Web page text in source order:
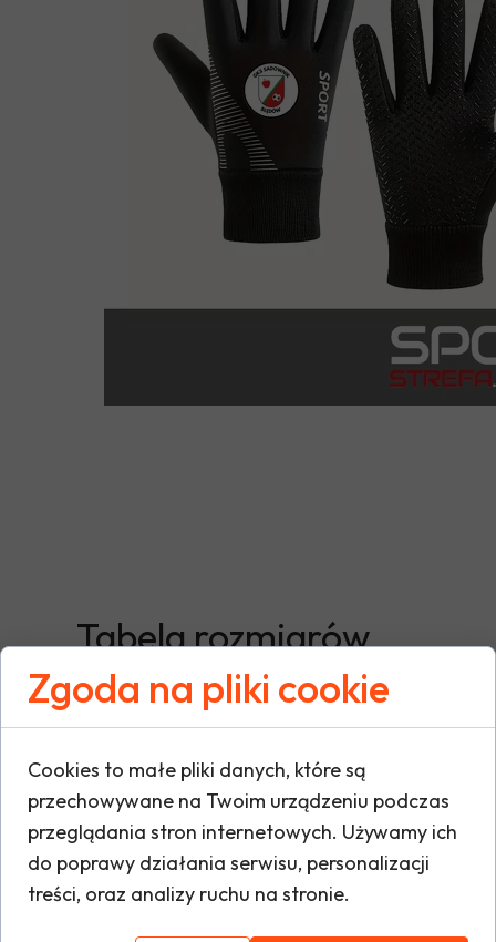
Tabela rozmiarów
Zgoda na pliki cookie
Cookies to małe pliki danych, które są
przechowywane na Twoim urządzeniu podczas
przeglądania stron internetowych. Używamy ich
do poprawy działania serwisu, personalizacji
treści, oraz analizy ruchu na stronie.